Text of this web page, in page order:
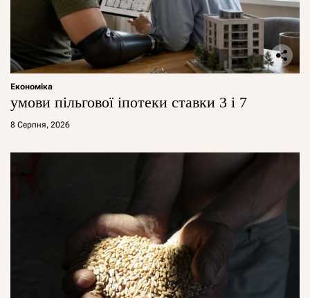
Економіка
умови пільгової іпотеки ставки 3 і 7
8 Серпня, 2026